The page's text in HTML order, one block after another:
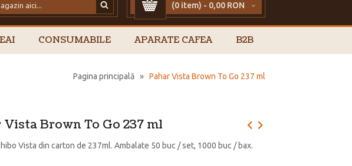
(0 item) - 0,00 RON
CONSUMABILE APARATE CAFEA B2B
Pagina principală » Pahar Vista Brown To Go 237 ml
Vista Brown To Go 237 ml
Vista din carton de 237ml. Ambalate 50 buc / set, 1000 buc / bax.